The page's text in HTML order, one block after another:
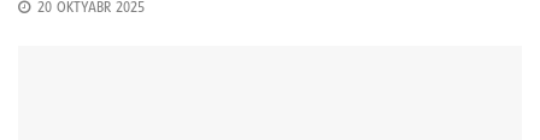
20 OKTYABR 2025